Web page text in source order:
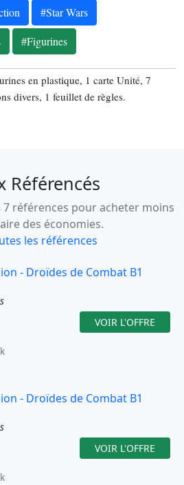
#Star Wars
#Figurines
en plastique, 1 carte Unité, 7
divers, 1 feuillet de règles.
Référencés
7 références pour acheter moins
des économies.
les références
- Droïdes de Combat B1
VOIR L'OFFRE
- Droïdes de Combat B1
VOIR L'OFFRE